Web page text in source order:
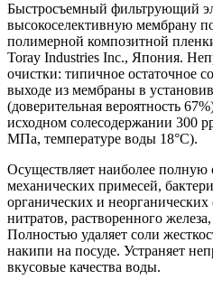
Быстросъемный фильтрующий
высокоселективную мембрану
полимерной композитной
Toray Industries Inc., Япония.
очистки: типичное остаточное
выходе из мембраны в
(доверительная вероятность
исходном солесодержании 300
МПа, температуре воды 18°С).
Осуществляет наиболее полную
механических примесей,
органических и
нитратов, растворенного
Полностью удаляет соли
накипи на посуде. Устраняет
вкусовые качества воды.